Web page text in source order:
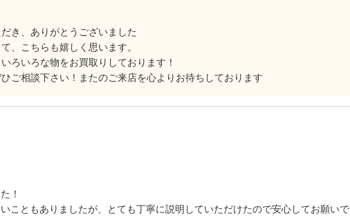
き、ありがとうございました
、こちらも嬉しく思います。
ろいろな物をお買取りしております！
ご相談下さい！またのご来店を心よりお待ちしております
！
こともありましたが、とても丁寧に説明していただけたので安心してお願いで